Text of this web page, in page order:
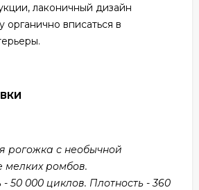
лаконичный дизайн
органично вписаться в
рогожка с необычной
мелких ромбов.
- 50 000 циклов. Плотность - 360